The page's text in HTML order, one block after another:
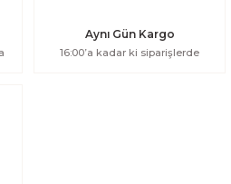
Aynı Gün Kargo
16:00’a kadar ki siparişlerde